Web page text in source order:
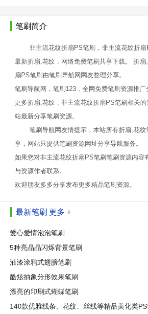
笔刷简介
非主流花纹折扇PS笔刷，非主流花纹折扇
最新折扇,花纹，网络免费笔刷共享下载。 折
扇PS笔刷由笔刷导航网网友整理分享。
笔刷导航网，笔刷123，全网免费笔刷资源推广
更多折扇,花纹，非主流花纹折扇PS笔刷相关
站最新分享笔刷资源。
笔刷导航网友情提示，本站所有折扇,花纹
享，网站只提供笔刷资源网址分享导航服务。
如果您对非主流花纹折扇PS笔刷笔刷资源内容
与资源作者联系。
欢迎朋友多多分享发布更多精品笔刷资源。
最新笔刷 更多 +
爱心爱情泡泡笔刷
5种亮晶晶闪烁背景笔刷
油漆涂鸦式翅膀笔刷
酷炫抽象分形效果笔刷
漂亮的印刷式蝴蝶笔刷
140款优雅线条、花纹、丝线等精品美化类PS